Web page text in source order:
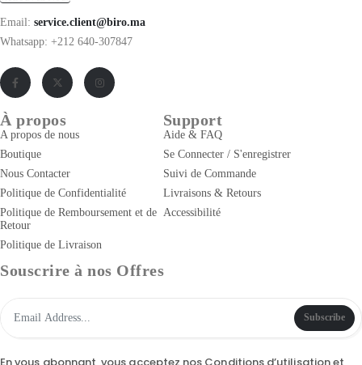
Email: service.client@biro.ma
Whatsapp: +212 640-307847
À propos
A propos de nous
Boutique
Nous Contacter
Politique de Confidentialité
Politique de Remboursement et de
Retour
Politique de Livraison
Support
Aide & FAQ
Se Connecter / S'enregistrer
Suivi de Commande
Livraisons & Retours
Accessibilité
Souscrire à nos Offres
Subscribe
En vous abonnant, vous acceptez nos Conditions d’utilisationet